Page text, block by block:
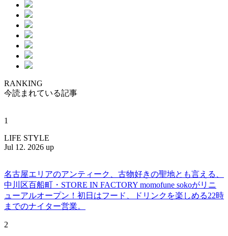
RANKING
今読まれている記事
1
LIFE STYLE
Jul 12. 2026 up
名古屋エリアのアンティーク、古物好きの聖地とも言える、
中川区百船町・STORE IN FACTORY momofune sokoがリニ
ューアルオープン！初日はフード、ドリンクを楽しめる22時
までのナイター営業。
2